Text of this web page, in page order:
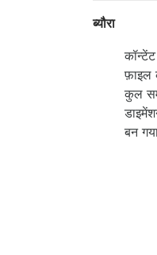
ब्यौरा
फ़ाइल
कुल
बन